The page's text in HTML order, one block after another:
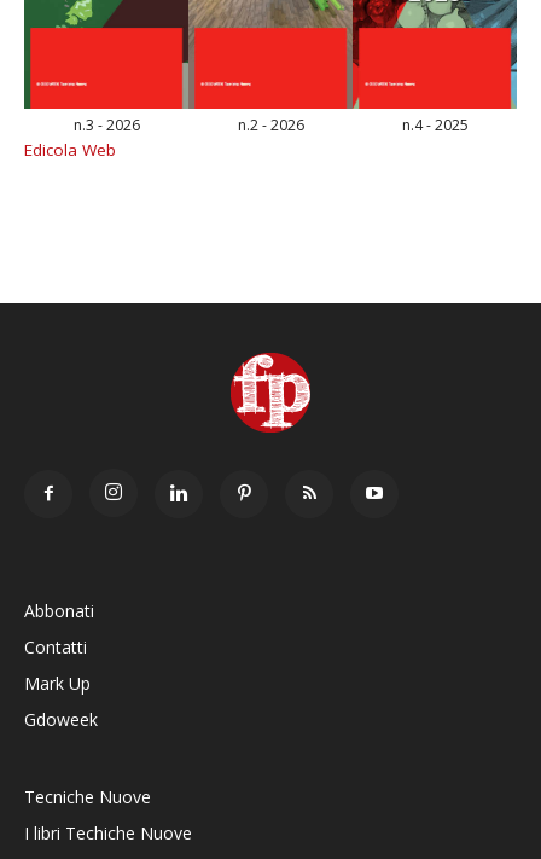
n.3 - 2026 n.2 - 2026 n.4 - 2025
Edicola Web
Abbonati
Contatti
Mark Up
Gdoweek
Tecniche Nuove
I libri Techiche Nuove